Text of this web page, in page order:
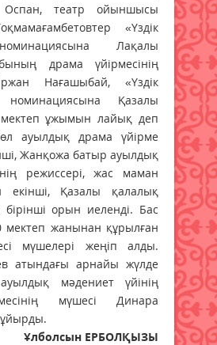
Оспан, театр ойыншысы
«Үздік
Лақалы
драма үйірмесінің
Нағашыбай, «Үздік
Қазалы
ұжымын лайық деп
ауылдық драма үйірме
Жанқожа батыр ауылдық
режиссері, жас маман
Қазалы қалалық
орын иеленді. Бас
мектеп жанынан құрылған
мүшелері жеңіп алды.
атындағы арнайы жүлде
мәдениет үйінің
мүшесі Динара
Ұлболсын ЕРБОЛҚЫЗЫ